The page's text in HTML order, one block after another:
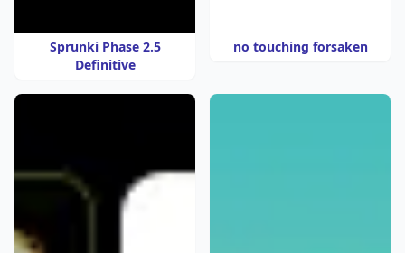
Sprunki Phase 2.5
Definitive
no touching forsaken